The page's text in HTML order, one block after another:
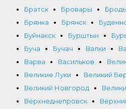
Братск
Бровары
Брянка
Брянск
Буйнакск
Бурштын
Буча
Бучач Валки
Варва
Васильков
Великие Луки
Великий
Великий Новгород
Верхнеднепровск